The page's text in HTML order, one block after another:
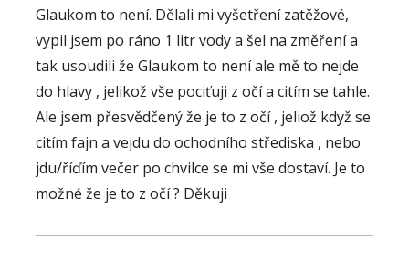
Glaukom to není. Dělali mi vyšetření zatěžové,
vypil jsem po ráno 1 litr vody a šel na změření a
tak usoudili že Glaukom to není ale mě to nejde
do hlavy , jelikož vše pociťuji z očí a citím se tahle.
Ale jsem přesvědčený že je to z očí , jeliož když se
citím fajn a vejdu do ochodního střediska , nebo
jdu/říďím večer po chvilce se mi vše dostaví. Je to
možné že je to z očí ? Děkuji